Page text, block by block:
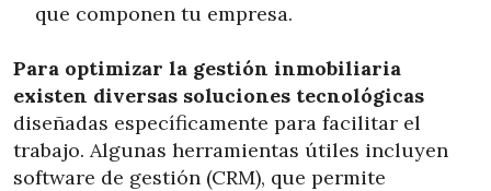
que componen tu empresa.
Para optimizar la gestión inmobiliaria
existen diversas soluciones tecnológicas
diseñadas específicamente para facilitar el
trabajo. Algunas herramientas útiles incluyen
software de gestión (CRM), que permite